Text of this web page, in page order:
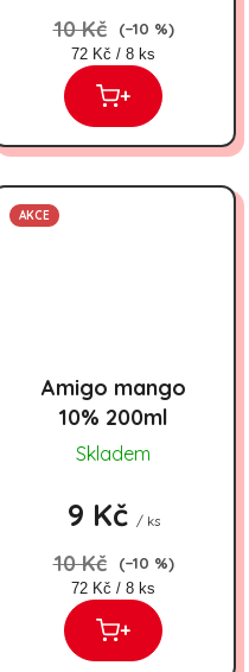
10 Kč
(–10 %)
Měrná cena:
72 Kč / 8 ks
+
AKCE
Amigo mango
10% 200ml
Skladem
9 Kč / ks
10 Kč
(–10 %)
Měrná cena:
72 Kč / 8 ks
+